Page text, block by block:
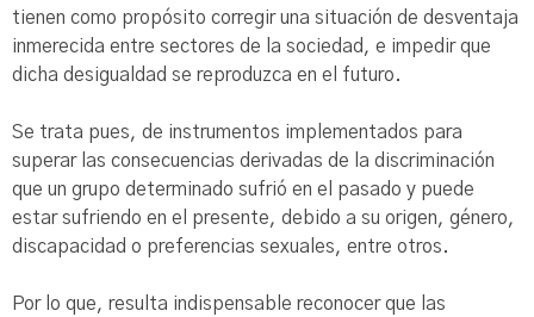
tienen como propósito corregir una situación de desventaja
inmerecida entre sectores de la sociedad, e impedir que
dicha desigualdad se reproduzca en el futuro.
Se trata pues, de instrumentos implementados para
superar las consecuencias derivadas de la discriminación
que un grupo determinado sufrió en el pasado y puede
estar sufriendo en el presente, debido a su origen, género,
discapacidad o preferencias sexuales, entre otros.
Por lo que, resulta indispensable reconocer que las